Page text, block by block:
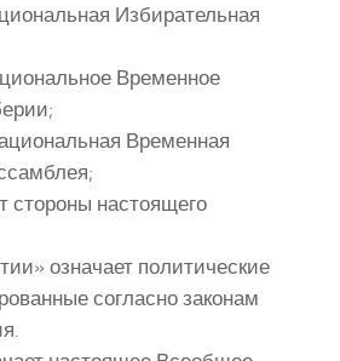
Избирательная
Временное
Временная
стороны настоящего
означает политические
согласно законам